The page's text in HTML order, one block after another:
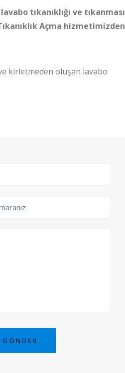
tıkanıklığı ve tıkanması
Açma hizmetimizden
kirletmeden oluşan lavabo